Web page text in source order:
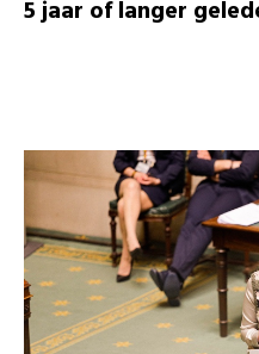
5 jaar of langer